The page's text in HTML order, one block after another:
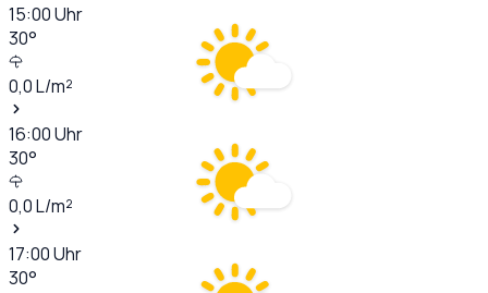
15:00Uhr
30°
0,0L/m²
16:00Uhr
30°
0,0L/m²
17:00Uhr
30°